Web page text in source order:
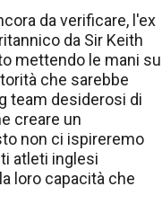
da verificare, l'ex
da Sir Keith
mettendo le mani su
che sarebbe
team desiderosi di
creare un
non ci ispireremo
atleti inglesi
loro capacità che